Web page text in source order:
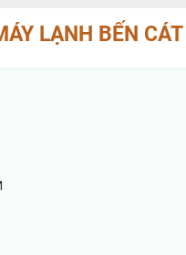
LẠNH BẾN CÁT